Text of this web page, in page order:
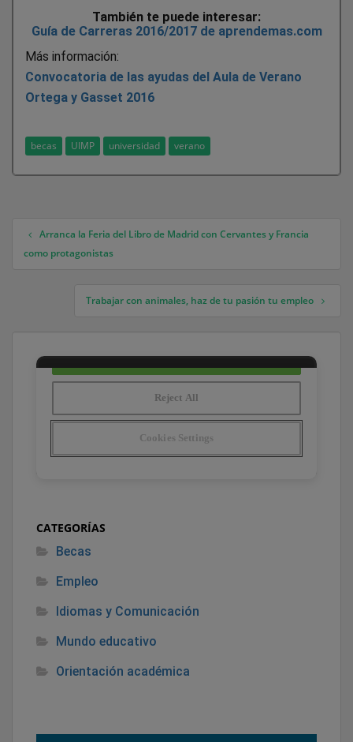
También te puede interesar:
Guía de Carreras 2016/2017 de aprendemas.com
Más información:
Convocatoria de las ayudas del Aula de Verano
Ortega y Gasset 2016
becas UIMP universidad verano
Navegación de entradas
Arranca la Feria del Libro de Madrid con Cervantes y Francia
como protagonistas
Trabajar con animales, haz de tu pasión tu empleo
CATEGORÍAS
Becas
Empleo
Idiomas y Comunicación
Mundo educativo
Orientación académica